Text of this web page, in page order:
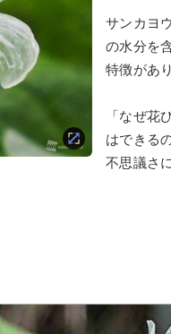
サンカヨ
の水分を
特徴があ
「なぜ花
はできる
不思議さ